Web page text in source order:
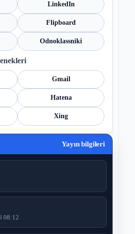
LinkedIn
Flipboard
Odnoklassniki
Gmail
Hatena
Xing
Yayın bilgileri
08:12